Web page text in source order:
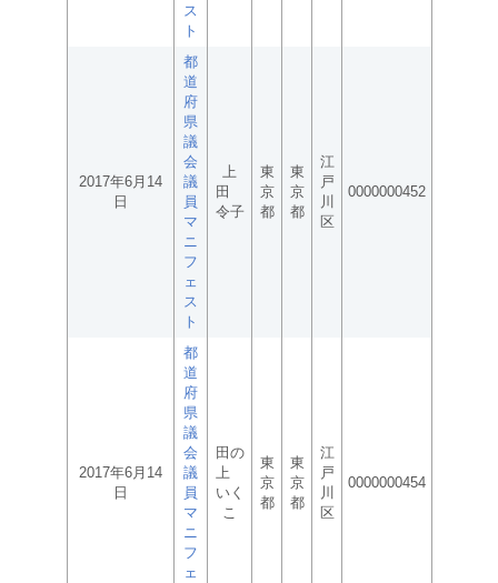
ス
ト
2017年6月14
日
都
道
府
県
議
会
議
員
マ
ニ
フ
ェ
ス
ト
上
田
令子
東
京
都
東
京
都
江
戸
川
区
0000000452
2017年6月14
日
都
道
府
県
議
会
議
員
マ
ニ
フ
ェ
田の
上
いく
こ
東
京
都
東
京
都
江
戸
川
区
0000000454